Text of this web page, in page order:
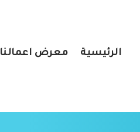
الرئيسية معرض اعمالنا